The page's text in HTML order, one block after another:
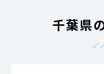
千葉県